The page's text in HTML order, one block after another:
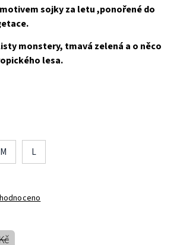
sojky za letu ,ponořené do
monstery, tmavá zelená a o něco
lesa.
M L